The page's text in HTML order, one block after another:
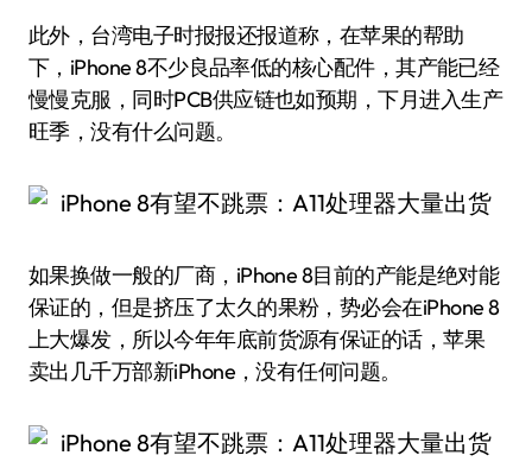
此外，台湾电子时报报还报道称，在苹果的帮助
下，iPhone 8不少良品率低的核心配件，其产能已经
慢慢克服，同时PCB供应链也如预期，下月进入生产
旺季，没有什么问题。
如果换做一般的厂商，iPhone 8目前的产能是绝对能
保证的，但是挤压了太久的果粉，势必会在iPhone 8
上大爆发，所以今年年底前货源有保证的话，苹果
卖出几千万部新iPhone，没有任何问题。